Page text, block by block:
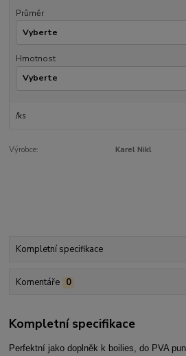
Průměr
Hmotnost
/ks
Výrobce: Karel Nikl
Kompletní specifikace
Komentáře 0
Kompletní specifikace
Perfektní jako doplněk k boilies, do PVA